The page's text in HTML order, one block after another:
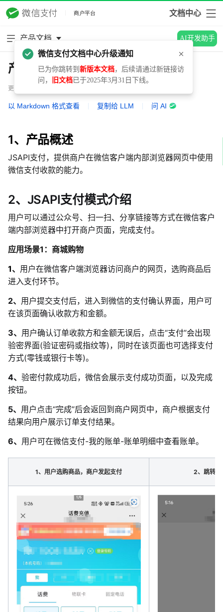
文档中心
产品文档 AI开发助手
产品介绍
更新时间：2025.07.15
以 Markdown 格式查看 复制给 LLM 问 AI
1、产品概述
JSAPI支付，提供商户在微信客户端内部浏览器网页中使用
微信支付收款的能力。
2、JSAPI支付模式介绍
用户可以通过公众号、扫一扫、分享链接等方式在微信客户
端内部浏览器中打开商户页面，完成支付。
应用场景1：商城购物
1、 用户在微信客户端浏览器访问商户的网页，选购商品后
进入支付环节。
2、 用户提交支付后，进入到微信的支付确认界面，用户可
在该页面确认收款方和金额。
3、 用户确认订单收款方和金额无误后， 点击“支付”会出现
验密界面(验证密码或指纹等)，同时在该页面也可选择支付
方式(零钱或银行卡等)。
4、 验密付款成功后，微信会展示支付成功页面，以及完成
按钮。
5、 用户点击“完成”后会返回到商户网页中，商户根据支付
结果向用户展示订单支付结果。
6、 用户可在微信支付-我的账单-账单明细中查看账单。
1、用户选购商品，商户发起支付 2、跳转到
微信支付文档中心升级通知
已为你跳转到 新版本文档，后续请通过新链接访
问，
旧文档已于2025年3月31日下线。